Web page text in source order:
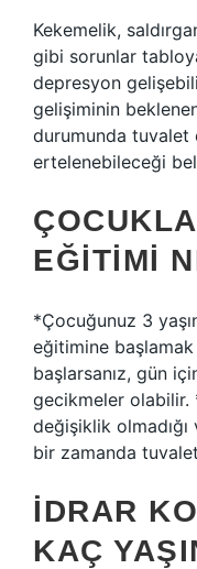
Kekemelik,
gibi sorunlar
depresyon
gelişiminin
durumunda
ertelenebileceği
EĞITIMI
*Çocuğunuz 3
eğitimine başlamak
başlarsanız, gün
gecikmeler olabilir.
değişiklik
bir zamanda
İDRAR
KAÇ